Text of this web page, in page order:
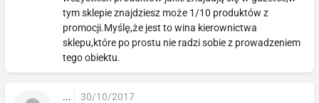
tym sklepie znajdziesz może 1/10 produktów z
promocji.Myślę,że jest to wina kierownictwa
sklepu,które po prostu nie radzi sobie z prowadzeniem
tego obiektu.
... 30/10/2017